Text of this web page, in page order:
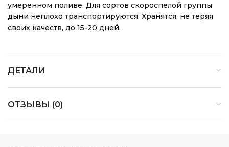
умеренном поливе. Для сортов скороспелой группы
дыни неплохо транспортируются. Хранятся, не теряя
своих качеств, до 15-20 дней.
ДЕТАЛИ
ОТЗЫВЫ (0)